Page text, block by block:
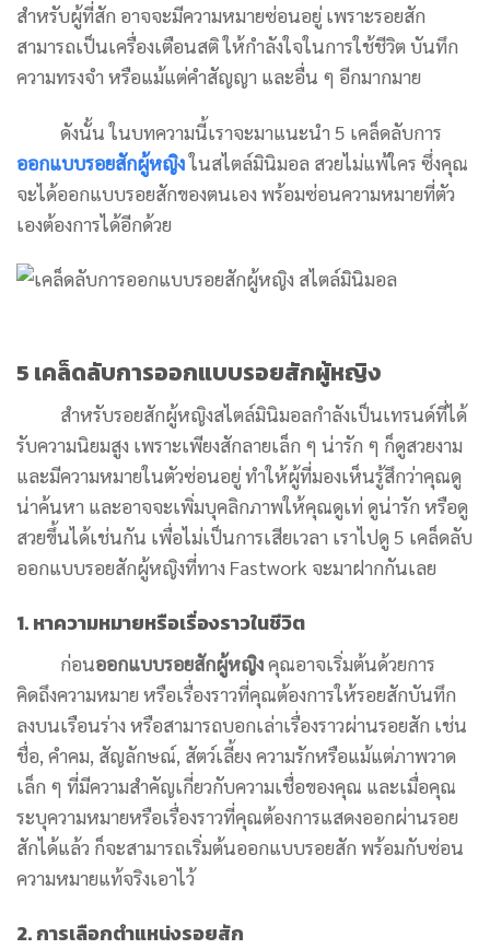
สำหรับผู้ที่สัก อาจจะมีความหมายซ่อนอยู่ เพราะรอยสัก
สามารถเป็นเครื่องเตือนสติ ให้กำลังใจในการใช้ชีวิต บันทึก
ความทรงจำ หรือแม้แต่คำสัญญา และอื่น ๆ อีกมากมาย
ดังนั้น ในบทความนี้เราจะมาแนะนำ 5 เคล็ดลับการ
ออกแบบรอยสักผู้หญิงในสไตล์มินิมอล สวยไม่แพ้ใคร ซึ่งคุณ
จะได้ออกแบบรอยสักของตนเอง พร้อมซ่อนความหมายที่ตัว
เองต้องการได้อีกด้วย
5 เคล็ดลับการออกแบบรอยสักผู้หญิง
สำหรับรอยสักผู้หญิงสไตล์มินิมอลกำลังเป็นเทรนด์ที่ได้
รับความนิยมสูง เพราะเพียงสักลายเล็ก ๆ น่ารัก ๆ ก็ดูสวยงาม
และมีความหมายในตัวซ่อนอยู่ ทำให้ผู้ที่มองเห็นรู้สึกว่าคุณดู
น่าค้นหา และอาจจะเพิ่มบุคลิกภาพให้คุณดูเท่ ดูน่ารัก หรือดู
สวยขึ้นได้เช่นกัน เพื่อไม่เป็นการเสียเวลา เราไปดู 5 เคล็ดลับ
ออกแบบรอยสักผู้หญิงที่ทาง Fastwork จะมาฝากกันเลย
1. หาความหมายหรือเรื่องราวในชีวิต
ก่อนออกแบบรอยสักผู้หญิงคุณอาจเริ่มต้นด้วยการ
คิดถึงความหมาย หรือเรื่องราวที่คุณต้องการให้รอยสักบันทึก
ลงบนเรือนร่าง หรือสามารถบอกเล่าเรื่องราวผ่านรอยสัก เช่น
ชื่อ, คำคม, สัญลักษณ์, สัตว์เลี้ยง ความรักหรือแม้แต่ภาพวาด
เล็ก ๆ ที่มีความสำคัญเกี่ยวกับความเชื่อของคุณ และเมื่อคุณ
ระบุความหมายหรือเรื่องราวที่คุณต้องการแสดงออกผ่านรอย
สักได้แล้ว ก็จะสามารถเริ่มต้นออกแบบรอยสัก พร้อมกับซ่อน
ความหมายแท้จริงเอาไว้
2. การเลือกตำแหน่งรอยสัก